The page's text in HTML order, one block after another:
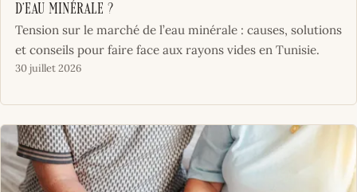
d’eau minérale ?
Tension sur le marché de l’eau minérale : causes, solutions
et conseils pour faire face aux rayons vides en Tunisie.
30 juillet 2026